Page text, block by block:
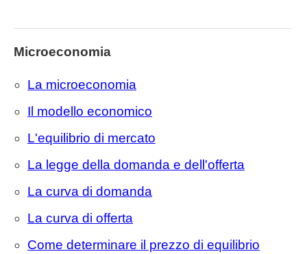
Microeconomia
La microeconomia
Il modello economico
L'equilibrio di mercato
La legge della domanda e dell'offerta
La curva di domanda
La curva di offerta
Come determinare il prezzo di equilibrio